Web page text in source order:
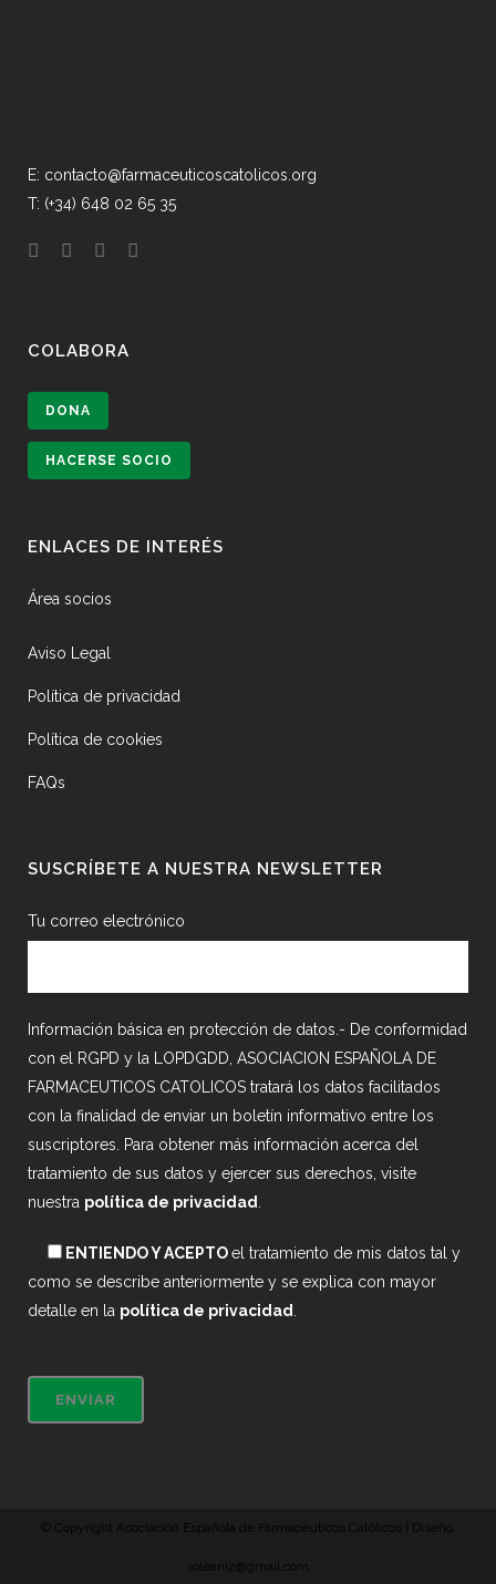
E: contacto@farmaceuticoscatolicos.org
T: (+34) 648 02 65 35
COLABORA
DONA
HACERSE SOCIO
ENLACES DE INTERÉS
Área socios
Aviso Legal
Política de privacidad
Política de cookies
FAQs
SUSCRÍBETE A NUESTRA NEWSLETTER
Tu correo electrónico
Información básica en protección de datos.- De conformidad
con el RGPD y la LOPDGDD, ASOCIACION ESPAÑOLA DE
FARMACEUTICOS CATOLICOS tratará los datos facilitados
con la finalidad de enviar un boletín informativo entre los
suscriptores. Para obtener más información acerca del
tratamiento de sus datos y ejercer sus derechos, visite
nuestra política de privacidad
ENTIENDO Y ACEPTOel tratamiento de mis datos tal y
como se describe anteriormente y se explica con mayor
detalle en la política de privacidad
© Copyright Asociación Española de Farmacéuticos Católicos | Diseño:
roleaniz@gmail.com